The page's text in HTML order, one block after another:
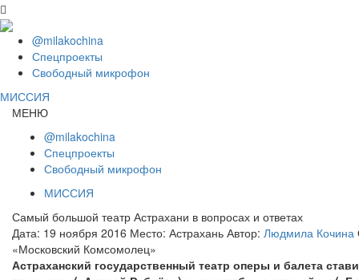
@milakochina
Спецпроекты
Свободный микрофон
МИССИЯ
МЕНЮ
@milakochina
Спецпроекты
Свободный микрофон
МИССИЯ
Самый большой театр Астрахани в вопросах и ответах
Дата: 19 ноября 2016 Место: Астрахань Автор: Людмила Кочина
«Московский Комсомолец»
Астраханский государственный театр оперы и балета